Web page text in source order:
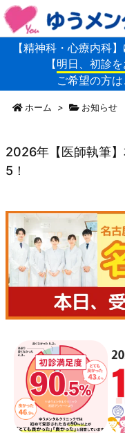
【精神科・心療内科
【明日、初診
ご希望の方
ホーム > お知らせ
2026年【医師執筆
5！